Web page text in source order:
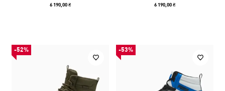
6 190,00 ₴ 6 190,00 ₴
-52% -53%